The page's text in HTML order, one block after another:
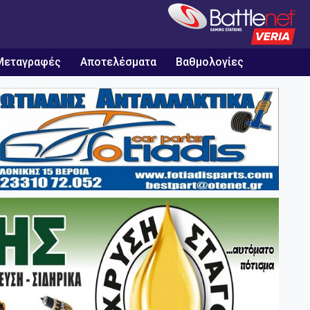
Αποτελέσματα Βαθμολογίες